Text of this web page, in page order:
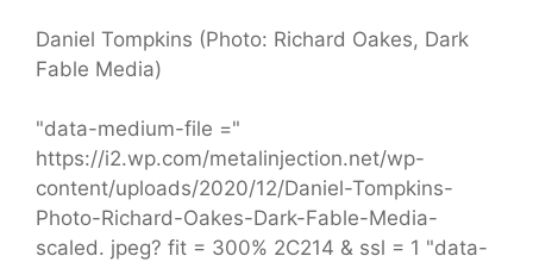
Daniel Tompkins (Photo: Richard Oakes, Dark
Fable Media)
"data-medium-file ="
https://i2.wp.com/metalinjection.net/wp-
content/uploads/2020/12/Daniel-Tompkins-
Photo-Richard-Oakes-Dark-Fable-Media-
scaled. jpeg? fit = 300% 2C214 & ssl = 1 "data-